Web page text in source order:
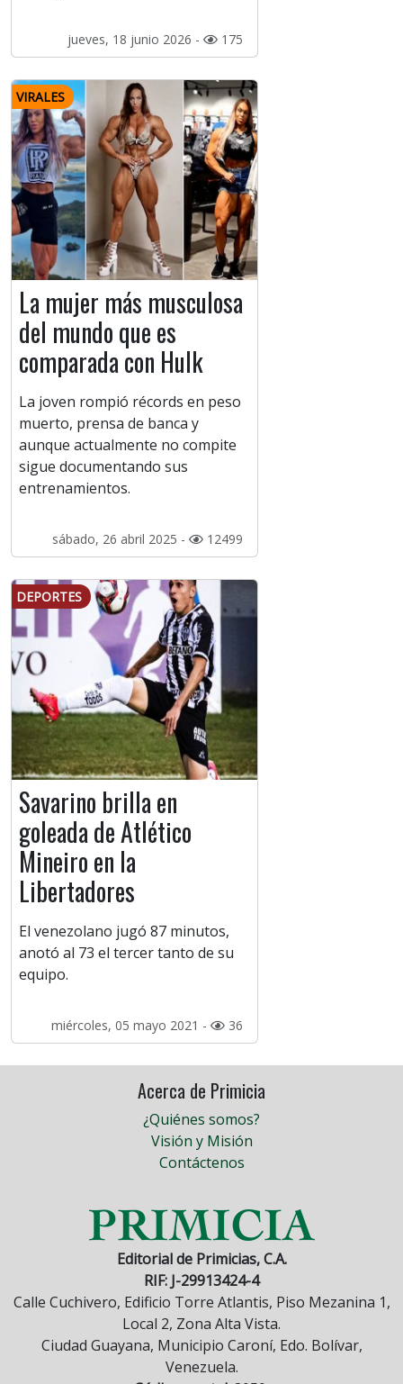
jueves, 18 junio 2026 - 175
VIRALES
La mujer más musculosa
del mundo que es
comparada con Hulk
La joven rompió récords en peso
muerto, prensa de banca y
aunque actualmente no compite
sigue documentando sus
entrenamientos.
sábado, 26 abril 2025 - 12499
DEPORTES
Savarino brilla en
goleada de Atlético
Mineiro en la
Libertadores
El venezolano jugó 87 minutos,
anotó al 73 el tercer tanto de su
equipo.
miércoles, 05 mayo 2021 - 36
Acerca de Primicia
¿Quiénes somos?
Visión y Misión
Contáctenos
Editorial de Primicias, C.A.
RIF: J-29913424-4
Calle Cuchivero, Edificio Torre Atlantis, Piso Mezanina 1,
Local 2, Zona Alta Vista.
Ciudad Guayana, Municipio Caroní, Edo. Bolívar,
Venezuela.